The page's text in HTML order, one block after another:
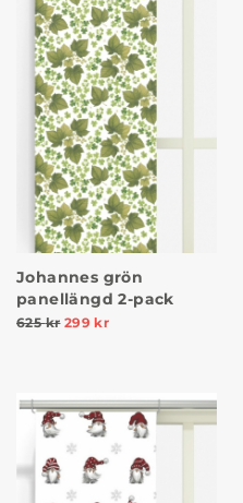
Johannes grön
panellängd 2-pack
625kr 299kr